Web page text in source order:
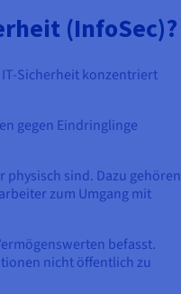
(InfoSec)?
Sicherheit konzentriert
gegen Eindringlinge
sind. Dazu gehören
zum Umgang mit
befasst.
nicht öffentlich zu